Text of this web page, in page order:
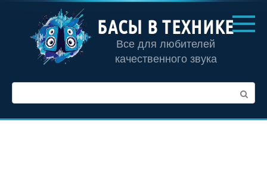
контенту
БАСЫ В ТЕХНИКЕ
Все для любителей
качественного звука